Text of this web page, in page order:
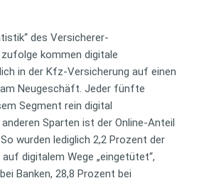
des Versicherer-
kommen digitale
in der Kfz-Versicherung auf einen
Neugeschäft. Jeder fünfte
Segment rein digital
Sparten ist der Online-Anteil
wurden lediglich 2,2 Prozent der
digitalem Wege „eingetütet“,
Banken, 28,8 Prozent bei